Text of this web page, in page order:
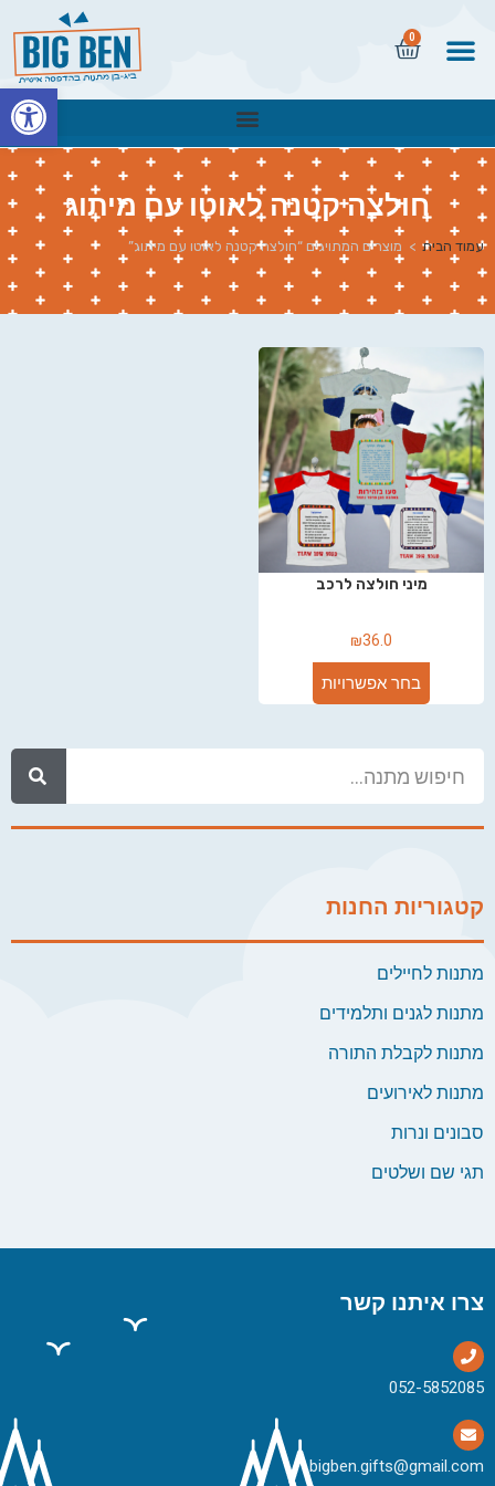
0
חולצה קטנה לאוטו עם מיתוג
עמוד הבית > מוצרים המתויגים “חולצה קטנה לאוטו עם מיתוג”
קטגוריות החנות
מתנות לחיילים
מתנות לגנים ותלמידים
מתנות לקבלת התורה
מתנות לאירועים
סבונים ונרות
תגי שם ושלטים
מיני חולצה לרכב
₪36.0
בחר אפשרויות
צרו איתנו קשר
bigben.gifts@gmail.com